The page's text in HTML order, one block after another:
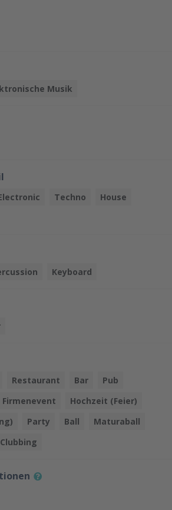
Musik
Techno
House
Keyboard
Restaurant Bar
Pub
Firmenevent
Hochzeit (Feier)
Party Ball
Maturaball
Clubbing